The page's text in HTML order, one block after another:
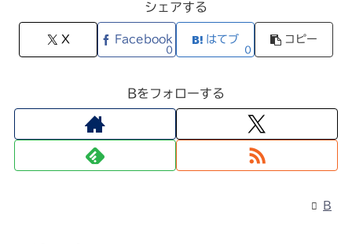
シェアする
X Facebook
0
はてブ
0
コピー
Bをフォローする
B